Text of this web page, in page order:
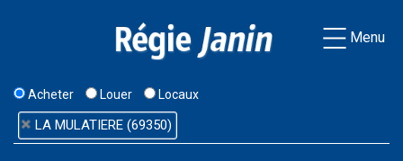
Menu
Acheter Louer Locaux
LA MULATIERE (69350)